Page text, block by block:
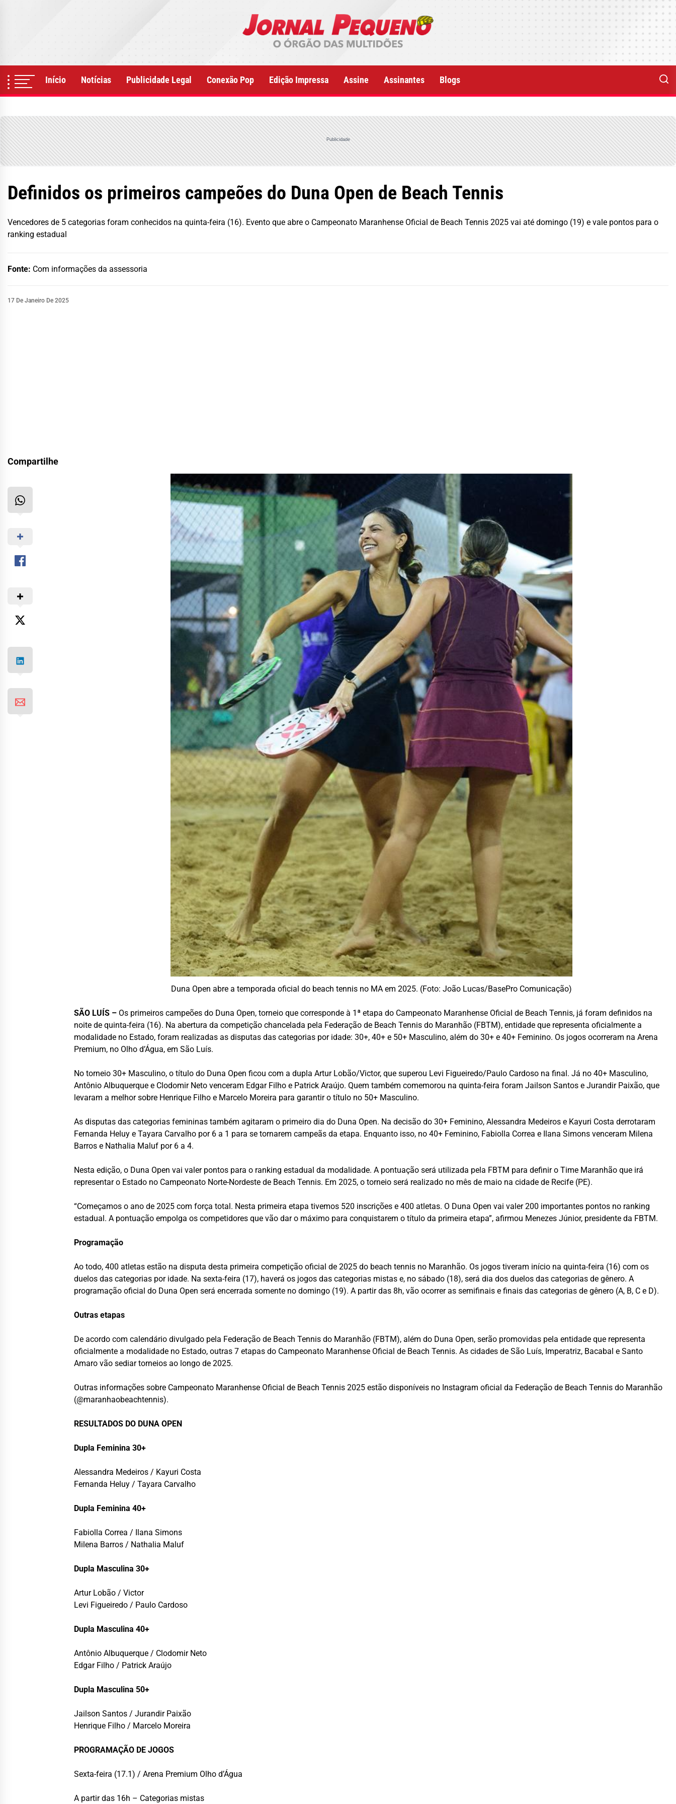
Início Notícias Publicidade Legal Conexão Pop Edição Impressa Assine Assinantes Blogs
Publicidade
Definidos os primeiros campeões do Duna Open de Beach Tennis
Vencedores de 5 categorias foram conhecidos na quinta-feira (16). Evento que abre o Campeonato Maranhense Oficial de Beach Tennis 2025 vai até domingo (19) e vale pontos para o
ranking estadual
Fonte: Com informações da assessoria
17 De Janeiro De 2025
Compartilhe
Duna Open abre a temporada oficial do beach tennis no MA em 2025. (Foto: João Lucas/BasePro Comunicação)
SÃO LUÍS – Os primeiros campeões do Duna Open, torneio que corresponde à 1ª etapa do Campeonato Maranhense Oficial de Beach Tennis, já foram definidos na
noite de quinta-feira (16). Na abertura da competição chancelada pela Federação de Beach Tennis do Maranhão (FBTM), entidade que representa oficialmente a
modalidade no Estado, foram realizadas as disputas das categorias por idade: 30+, 40+ e 50+ Masculino, além do 30+ e 40+ Feminino. Os jogos ocorreram na Arena
Premium, no Olho d’Água, em São Luís.
No torneio 30+ Masculino, o título do Duna Open ficou com a dupla Artur Lobão/Victor, que superou Levi Figueiredo/Paulo Cardoso na final. Já no 40+ Masculino,
Antônio Albuquerque e Clodomir Neto venceram Edgar Filho e Patrick Araújo. Quem também comemorou na quinta-feira foram Jailson Santos e Jurandir Paixão, que
levaram a melhor sobre Henrique Filho e Marcelo Moreira para garantir o título no 50+ Masculino.
As disputas das categorias femininas também agitaram o primeiro dia do Duna Open. Na decisão do 30+ Feminino, Alessandra Medeiros e Kayuri Costa derrotaram
Fernanda Heluy e Tayara Carvalho por 6 a 1 para se tornarem campeãs da etapa. Enquanto isso, no 40+ Feminino, Fabiolla Correa e Ilana Simons venceram Milena
Barros e Nathalia Maluf por 6 a 4.
Nesta edição, o Duna Open vai valer pontos para o ranking estadual da modalidade. A pontuação será utilizada pela FBTM para definir o Time Maranhão que irá
representar o Estado no Campeonato Norte-Nordeste de Beach Tennis. Em 2025, o torneio será realizado no mês de maio na cidade de Recife (PE).
“Começamos o ano de 2025 com força total. Nesta primeira etapa tivemos 520 inscrições e 400 atletas. O Duna Open vai valer 200 importantes pontos no ranking
estadual. A pontuação empolga os competidores que vão dar o máximo para conquistarem o título da primeira etapa”, afirmou Menezes Júnior, presidente da FBTM.
Programação
Ao todo, 400 atletas estão na disputa desta primeira competição oficial de 2025 do beach tennis no Maranhão. Os jogos tiveram início na quinta-feira (16) com os
duelos das categorias por idade. Na sexta-feira (17), haverá os jogos das categorias mistas e, no sábado (18), será dia dos duelos das categorias de gênero. A
programação oficial do Duna Open será encerrada somente no domingo (19). A partir das 8h, vão ocorrer as semifinais e finais das categorias de gênero (A, B, C e D).
Outras etapas
De acordo com calendário divulgado pela Federação de Beach Tennis do Maranhão (FBTM), além do Duna Open, serão promovidas pela entidade que representa
oficialmente a modalidade no Estado, outras 7 etapas do Campeonato Maranhense Oficial de Beach Tennis. As cidades de São Luís, Imperatriz, Bacabal e Santo
Amaro vão sediar torneios ao longo de 2025.
Outras informações sobre Campeonato Maranhense Oficial de Beach Tennis 2025 estão disponíveis no Instagram oficial da Federação de Beach Tennis do Maranhão
(@maranhaobeachtennis).
RESULTADOS DO DUNA OPEN
Dupla Feminina 30+
Alessandra Medeiros / Kayuri Costa
Fernanda Heluy / Tayara Carvalho
Dupla Feminina 40+
Fabiolla Correa / Ilana Simons
Milena Barros / Nathalia Maluf
Dupla Masculina 30+
Artur Lobão / Victor
Levi Figueiredo / Paulo Cardoso
Dupla Masculina 40+
Antônio Albuquerque / Clodomir Neto
Edgar Filho / Patrick Araújo
Dupla Masculina 50+
Jailson Santos / Jurandir Paixão
Henrique Filho / Marcelo Moreira
PROGRAMAÇÃO DE JOGOS
Sexta-feira (17.1) / Arena Premium Olho d’Água
A partir das 16h – Categorias mistas